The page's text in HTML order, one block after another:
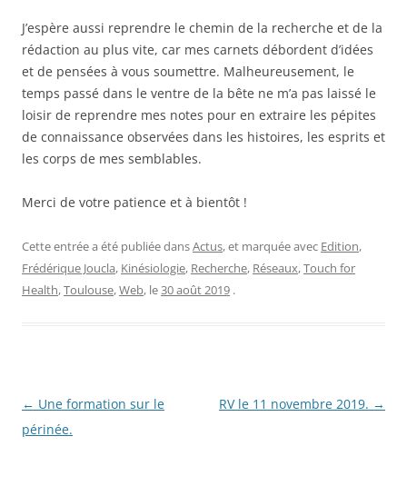
J’espère aussi reprendre le chemin de la recherche et de la
rédaction au plus vite, car mes carnets débordent d’idées
et de pensées à vous soumettre. Malheureusement, le
temps passé dans le ventre de la bête ne m’a pas laissé le
loisir de reprendre mes notes pour en extraire les pépites
de connaissance observées dans les histoires, les esprits et
les corps de mes semblables.
Merci de votre patience et à bientôt !
Cette entrée a été publiée dansActus, et marquée avec Edition,
Frédérique Joucla, Kinésiologie, Recherche, Réseaux,Touch for
Health,Toulouse,Web, le30 août 2019 .
Navigation
des
← Une formation sur le
périnée.
RV le 11 novembre 2019. →